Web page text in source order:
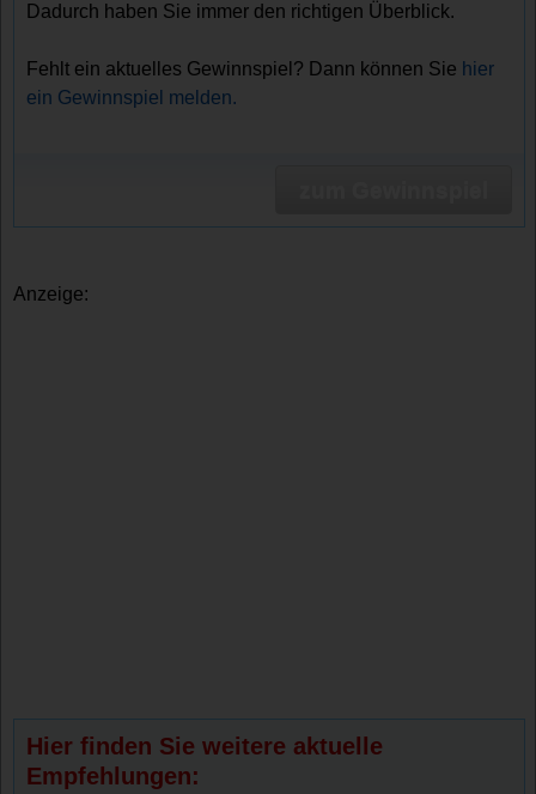
Dadurch haben Sie immer den richtigen Überblick.
Fehlt ein aktuelles Gewinnspiel? Dann können Sie hier
ein Gewinnspiel melden.
Anzeige:
Hier finden Sie weitere aktuelle
Empfehlungen: